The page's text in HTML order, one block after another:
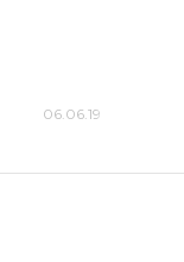
06.06.19